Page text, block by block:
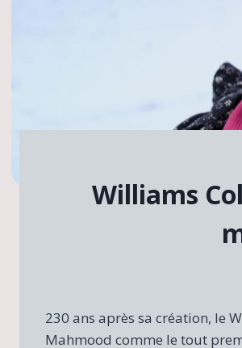
Williams
230 ans après sa création, le
Mahmood comme le tout